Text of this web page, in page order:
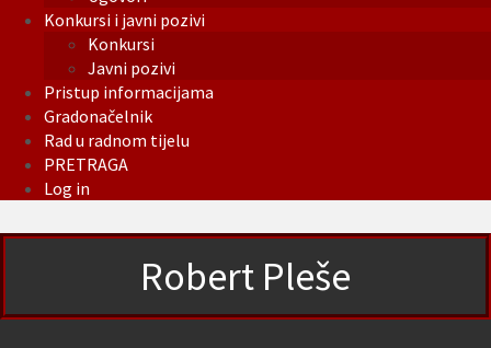
Konkursi i javni pozivi
Konkursi
Javni pozivi
Pristup informacijama
Gradonačelnik
Rad u radnom tijelu
PRETRAGA
Log in
Robert Pleše